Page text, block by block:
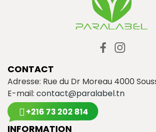
CONTACT
Adresse: Rue du Dr Moreau 4000
E-mail: contact@paralabel.tn
+216 73 202 814
INFORMATION